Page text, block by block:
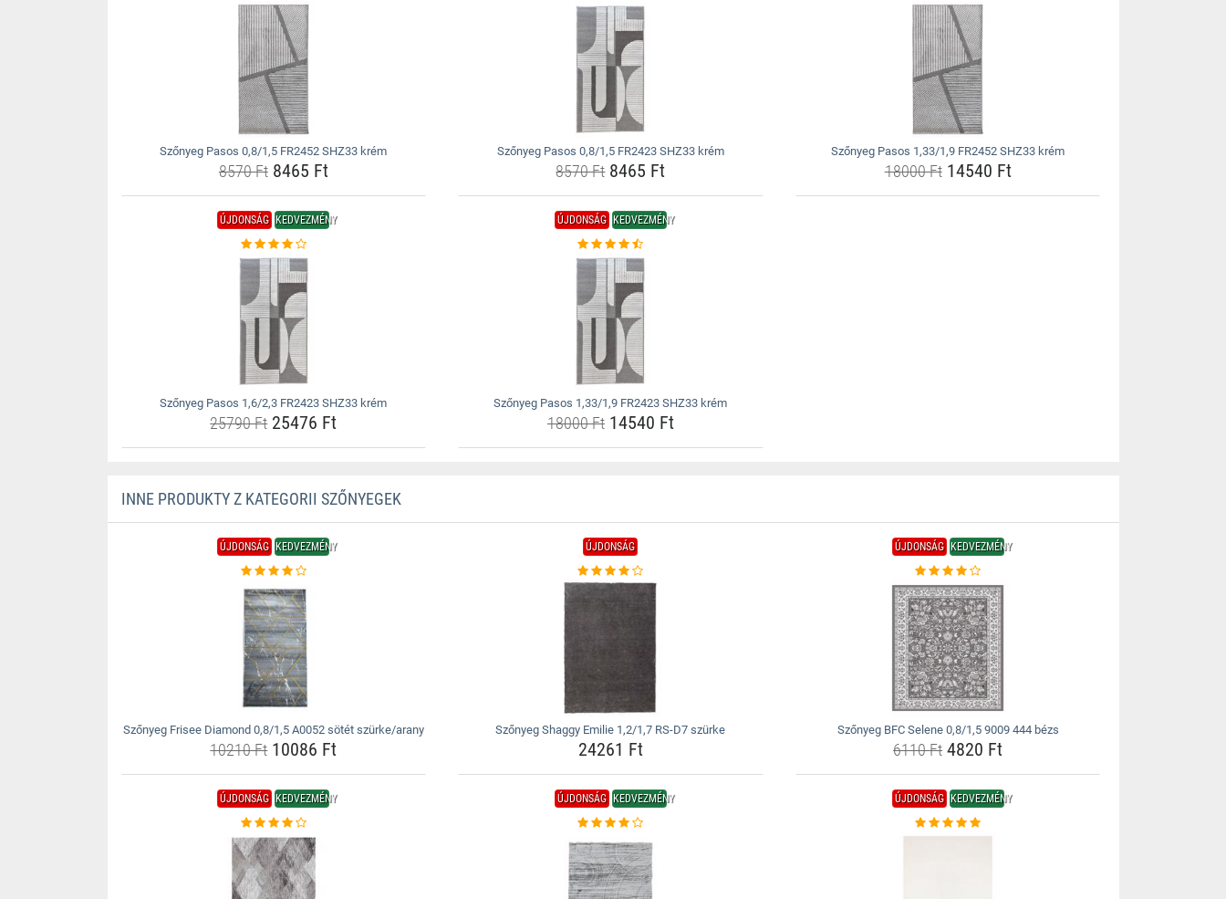
Szőnyeg Pasos 0,8/1,5 FR2452 SHZ33 krém
8570 Ft8465 Ft
Szőnyeg Pasos 0,8/1,5 FR2423 SHZ33 krém
8570 Ft8465 Ft
Szőnyeg Pasos 1,33/1,9 FR2452 SHZ33 krém
18000 Ft14540 Ft
ÚJDONSÁG KEDVEZMÉNY
Szőnyeg Pasos 1,6/2,3 FR2423 SHZ33 krém
25790 Ft25476 Ft
ÚJDONSÁG KEDVEZMÉNY
Szőnyeg Pasos 1,33/1,9 FR2423 SHZ33 krém
18000 Ft14540 Ft
INNE PRODUKTY Z KATEGORII SZŐNYEGEK
ÚJDONSÁG KEDVEZMÉNY
Szőnyeg Frisee Diamond 0,8/1,5 A0052 sötét szürke/arany
10210 Ft10086 Ft
ÚJDONSÁG
Szőnyeg Shaggy Emilie 1,2/1,7 RS-D7 szürke
24261 Ft
ÚJDONSÁG KEDVEZMÉNY
Szőnyeg BFC Selene 0,8/1,5 9009 444 bézs
6110 Ft 4820 Ft
ÚJDONSÁG KEDVEZMÉNY ÚJDONSÁG KEDVEZMÉNY ÚJDONSÁG KEDVEZMÉNY